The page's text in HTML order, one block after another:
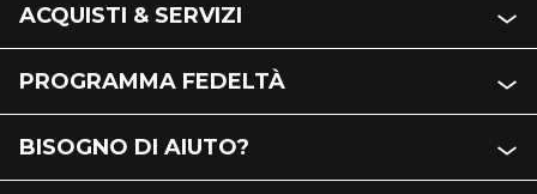
ACQUISTI & SERVIZI
PROGRAMMA FEDELTÀ
BISOGNO DI AIUTO?